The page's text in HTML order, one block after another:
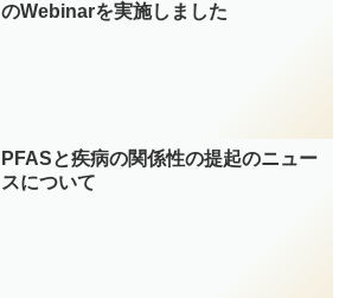
のWebinarを実施しました
PFASと疾病の関係性の提起のニュー
スについて